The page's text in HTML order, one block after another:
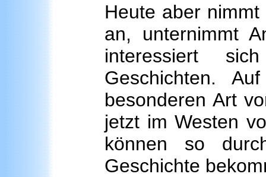
Heute aber
an, unternimmt
interessiert
Geschichten.
besonderen Art
jetzt im Westen
können so
Geschichte